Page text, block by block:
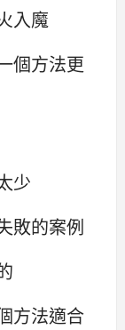
入魔
個方法更
少
敗的案例
方法適合